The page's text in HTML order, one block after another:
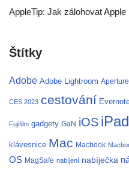
AppleTip: Jak zálohovat Apple
Štítky
Adobe Adobe Lightroom Aperture
CES 2023 cestování
Fujifilm gadgety GaN iOS iPad
klávesnice Mac Macbook
OS MagSafe nabíjení nabíječka